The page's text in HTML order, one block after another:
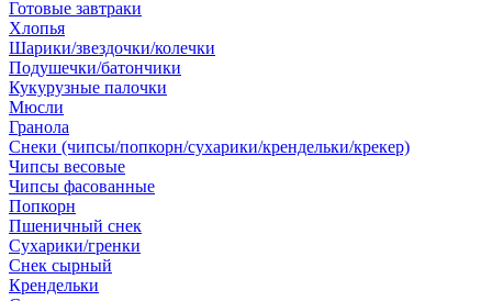
Готовые завтраки
Хлопья
Шарики/звездочки/колечки
Подушечки/батончики
Кукурузные палочки
Мюсли
Гранола
Снеки (чипсы/попкорн/сухарики/крендельки/крекер)
Чипсы весовые
Чипсы фасованные
Попкорн
Пшеничный снек
Сухарики/гренки
Снек сырный
Крендельки